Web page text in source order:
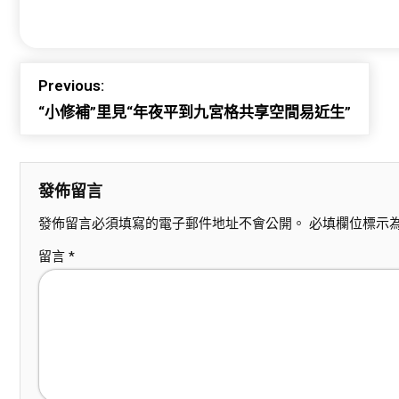
Previous:
“小修補”里見“年夜平到九宮格共享空間易近生”
發佈留言
發佈留言必須填寫的電子郵件地址不會公開。 必填欄位標示
留言 *